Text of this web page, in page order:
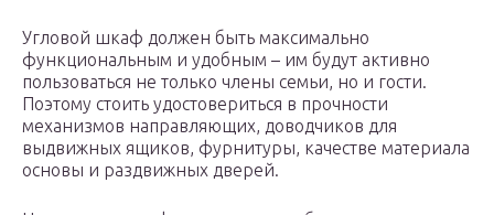
Угловой шкаф должен быть максимально
функциональным и удобным – им будут активно
пользоваться не только члены семьи, но и гости.
Поэтому стоить удостовериться в прочности
механизмов направляющих, доводчиков для
выдвижных ящиков, фурнитуры, качестве материала
основы и раздвижных дверей.